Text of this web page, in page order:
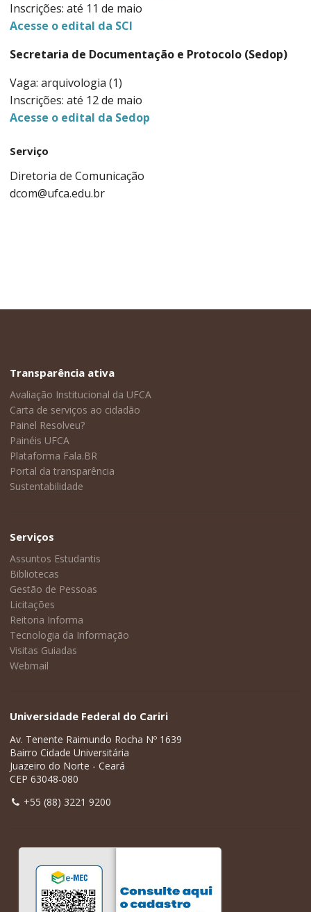
Inscrições: até 11 de maio
Acesse o edital da SCI
Secretaria de Documentação e Protocolo (Sedop)
Vaga: arquivologia (1)
Inscrições: até 12 de maio
Acesse o edital da Sedop
Serviço
Diretoria de Comunicação
dcom@ufca.edu.br
Transparência ativa
Avaliação Institucional da UFCA
Carta de serviços ao cidadão
Painel Resolveu?
Painéis UFCA
Plataforma Fala.BR
Portal da transparência
Sustentabilidade
Serviços
Assuntos Estudantis
Bibliotecas
Gestão de Pessoas
Licitações
Reitoria Informa
Tecnologia da Informação
Visitas Guiadas
Webmail
Universidade Federal do Cariri
Av. Tenente Raimundo Rocha Nº 1639
Bairro Cidade Universitária
Juazeiro do Norte - Ceará
CEP 63048-080
+55 (88) 3221 9200